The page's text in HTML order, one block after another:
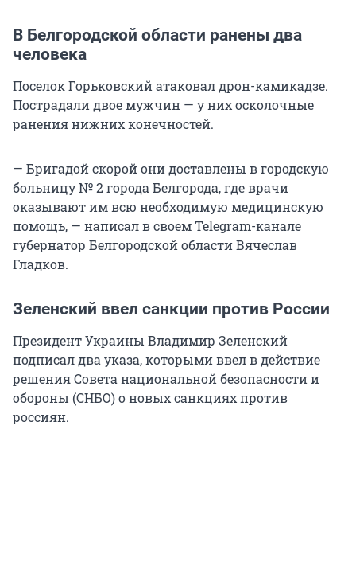
В Белгородской области ранены два
человека
Поселок Горьковский атаковал дрон-камикадзе.
Пострадали двое мужчин — у них осколочные
ранения нижних конечностей.
— Бригадой скорой они доставлены в городскую
больницу № 2 города Белгорода, где врачи
оказывают им всю необходимую медицинскую
помощь, — написал в своем Telegram-канале
губернатор Белгородской области Вячеслав
Гладков.
Зеленский ввел санкции против России
Президент Украины Владимир Зеленский
подписал два указа, которыми ввел в действие
решения Совета национальной безопасности и
обороны (СНБО) о новых санкциях против
россиян.